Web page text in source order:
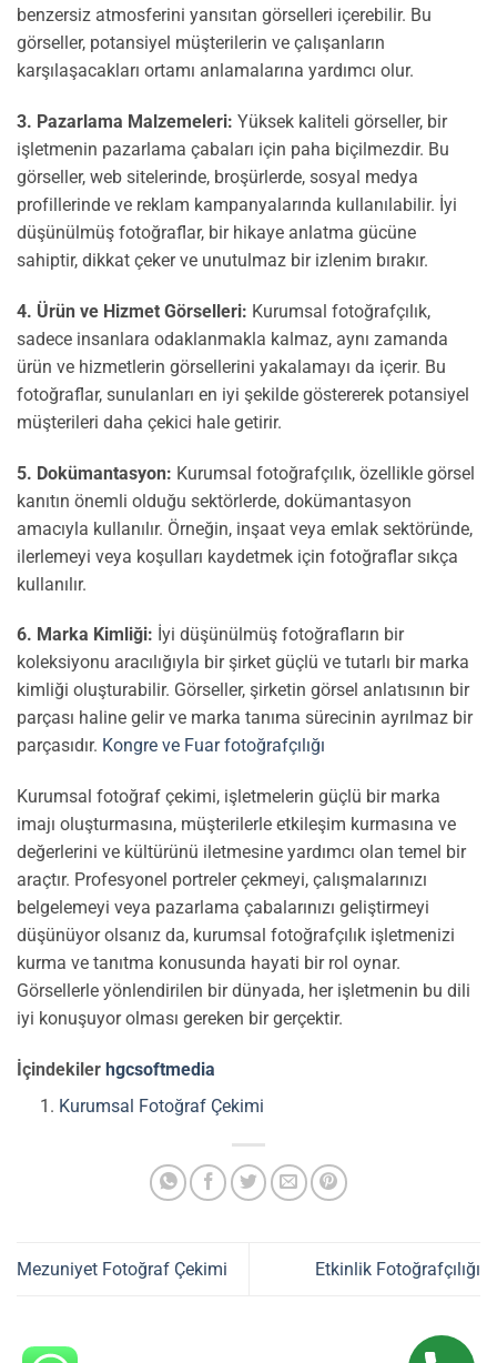
benzersiz atmosferini yansıtan görselleri içerebilir. Bu
görseller, potansiyel müşterilerin ve çalışanların
karşılaşacakları ortamı anlamalarına yardımcı olur.
3. Pazarlama Malzemeleri: Yüksek kaliteli görseller, bir
işletmenin pazarlama çabaları için paha biçilmezdir. Bu
görseller, web sitelerinde, broşürlerde, sosyal medya
profillerinde ve reklam kampanyalarında kullanılabilir. İyi
düşünülmüş fotoğraflar, bir hikaye anlatma gücüne
sahiptir, dikkat çeker ve unutulmaz bir izlenim bırakır.
4. Ürün ve Hizmet Görselleri: Kurumsal fotoğrafçılık,
sadece insanlara odaklanmakla kalmaz, aynı zamanda
ürün ve hizmetlerin görsellerini yakalamayı da içerir. Bu
fotoğraflar, sunulanları en iyi şekilde göstererek potansiyel
müşterileri daha çekici hale getirir.
5. Dokümantasyon: Kurumsal fotoğrafçılık, özellikle görsel
kanıtın önemli olduğu sektörlerde, dokümantasyon
amacıyla kullanılır. Örneğin, inşaat veya emlak sektöründe,
ilerlemeyi veya koşulları kaydetmek için fotoğraflar sıkça
kullanılır.
6. Marka Kimliği: İyi düşünülmüş fotoğrafların bir
koleksiyonu aracılığıyla bir şirket güçlü ve tutarlı bir marka
kimliği oluşturabilir. Görseller, şirketin görsel anlatısının bir
parçası haline gelir ve marka tanıma sürecinin ayrılmaz bir
parçasıdır. Kongre ve Fuar fotoğrafçılığı
Kurumsal fotoğraf çekimi, işletmelerin güçlü bir marka
imajı oluşturmasına, müşterilerle etkileşim kurmasına ve
değerlerini ve kültürünü iletmesine yardımcı olan temel bir
araçtır. Profesyonel portreler çekmeyi, çalışmalarınızı
belgelemeyi veya pazarlama çabalarınızı geliştirmeyi
düşünüyor olsanız da, kurumsal fotoğrafçılık işletmenizi
kurma ve tanıtma konusunda hayati bir rol oynar.
Görsellerle yönlendirilen bir dünyada, her işletmenin bu dili
iyi konuşuyor olması gereken bir gerçektir.
İçindekiler hgcsoftmedia
Kurumsal Fotoğraf Çekimi
Mezuniyet Fotoğraf Çekimi Etkinlik Fotoğrafçılığı